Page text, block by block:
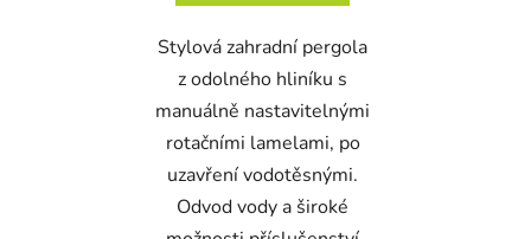
Stylová zahradní pergola
z odolného hliníku s
manuálně nastavitelnými
rotačními lamelami, po
uzavření vodotěsnými.
Odvod vody a široké